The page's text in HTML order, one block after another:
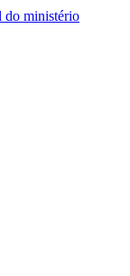
do ministério